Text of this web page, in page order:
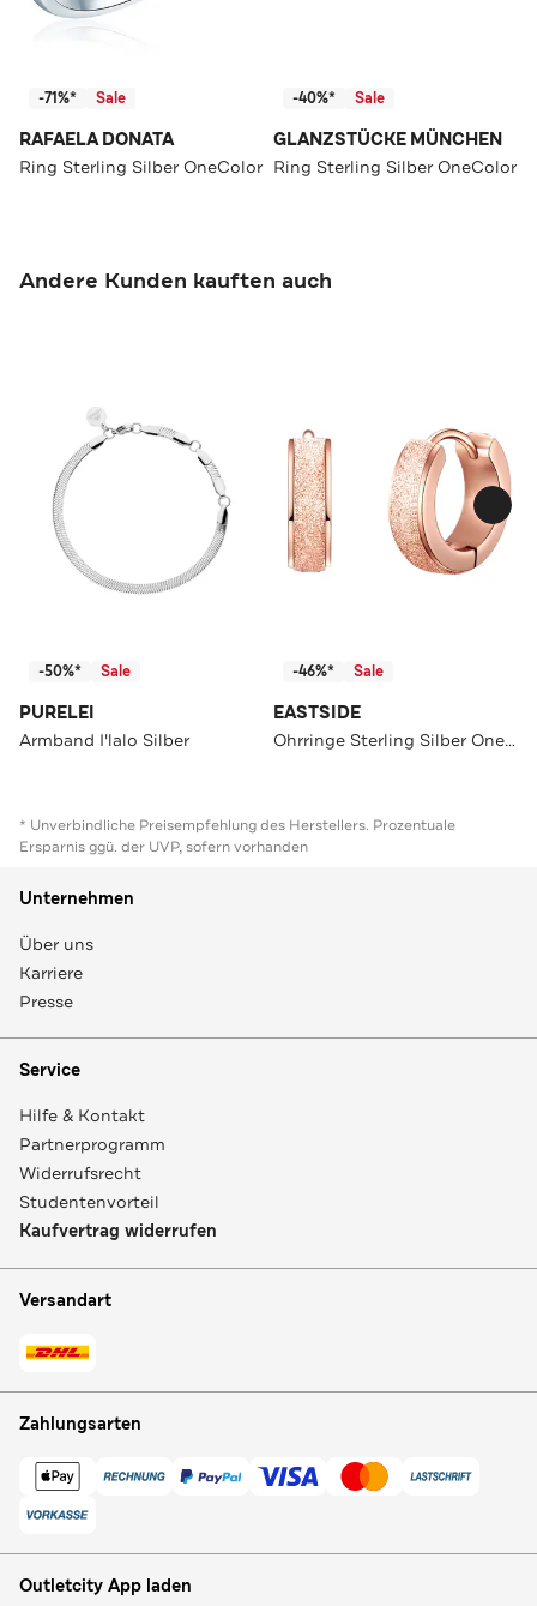
-71%* Sale
RAFAELA DONATA
Ring Sterling Silber OneColor
-40%* Sale
GLANZSTÜCKE MÜNCHEN
Ring Sterling Silber OneColor
Andere Kunden kauften auch
-50%* Sale
PURELEI
Armband I'lalo Silber
-46%* Sale
EASTSIDE
Ohrringe Sterling Silber OneColor
* Unverbindliche Preisempfehlung des Herstellers. Prozentuale
Ersparnis ggü. der UVP, sofern vorhanden
Unternehmen
Über uns
Karriere
Presse
Service
Hilfe & Kontakt
Partnerprogramm
Widerrufsrecht
Studentenvorteil
Kaufvertrag widerrufen
Versandart
Zahlungsarten
Outletcity App laden